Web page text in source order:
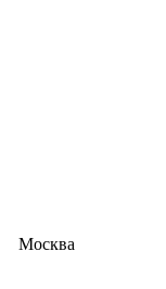
Москва